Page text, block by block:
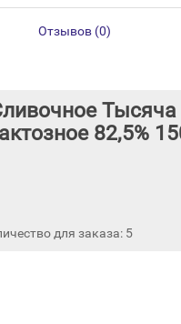
Отзывов (0)
82,5%
для заказа: 5